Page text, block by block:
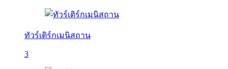
ทัวร์เติร์กเมนิสถาน
3